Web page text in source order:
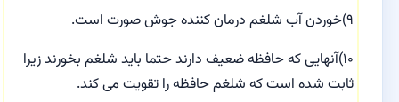
۱۰)آنهایی که حافظه ضعیف دارند حتما باید شلغم بخورند زیرا
ثابت شده است که شلغم حافظه را تقویت می کند.